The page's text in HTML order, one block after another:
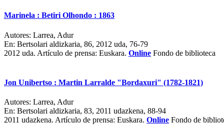
Marinela : Betiri Olhondo : 1863
Autores: Larrea, Adur
En: Bertsolari aldizkaria, 86, 2012 uda, 76-79
2012 uda. Artículo de prensa: Euskara. Online Fondo de biblioteca
Jon Unibertso : Martin Larralde "Bordaxuri" (1782-1821)
Autores: Larrea, Adur
En: Bertsolari aldizkaria, 83, 2011 udazkena, 88-94
2011 udazkena. Artículo de prensa: Euskara. Online Fondo de